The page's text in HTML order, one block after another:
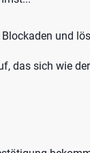
und
das sich wie